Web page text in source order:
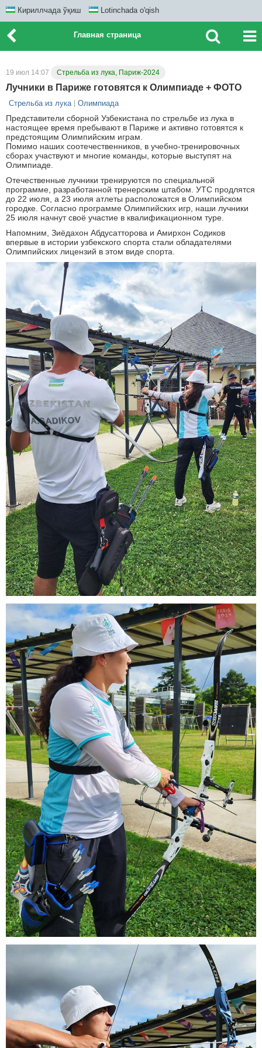
Кириллчада ўқиш Lotinchada o'qish
Главная страница
19 июл 14:07 Стрельба из лука, Париж-2024
Лучники в Париже готовятся к Олимпиаде + ФОТО
Стрельба из лука Олимпиада
Представители сборной Узбекистана по стрельбе из лука в
настоящее время пребывают в Париже и активно готовятся к
предстоящим Олимпийским играм.
Помимо наших соотечественников, в учебно-тренировочных
сборах участвуют и многие команды, которые выступят на
Олимпиаде.
Отечественные лучники тренируются по специальной
программе, разработанной тренерским штабом. УТС продлятся
до 22 июля, а 23 июля атлеты расположатся в Олимпийском
городке. Согласно программе Олимпийских игр, наши лучники
25 июля начнут своё участие в квалификационном туре.
Напомним, Зиёдахон Абдусатторова и Амирхон Содиков
впервые в истории узбекского спорта стали обладателями
Олимпийских лицензий в этом виде спорта.